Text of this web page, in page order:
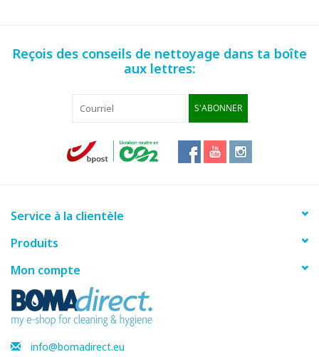
Reçois des conseils de nettoyage dans ta boîte
aux lettres:
S'ABONNER
Service à la clientèle
Produits
Mon compte
info@bomadirect.eu